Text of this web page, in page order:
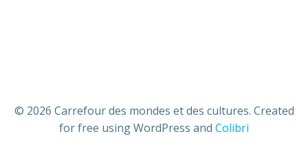
© 2026 Carrefour des mondes et des cultures. Created
for free using WordPress and Colibri